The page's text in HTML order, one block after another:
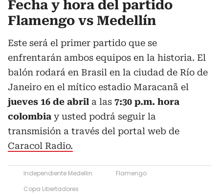
Fecha y hora del partido
Flamengo vs Medellín
Este será el primer partido que se
enfrentarán ambos equipos en la historia. El
balón rodará en Brasil en la ciudad de Río de
Janeiro en el mítico estadio Maracanã el
jueves 16 de abril a las 7:30 p.m. hora
colombia y usted podrá seguir la
transmisión a través del portal web de
Caracol Radio.
Independiente Medellin
Flamengo
Copa Libertadores